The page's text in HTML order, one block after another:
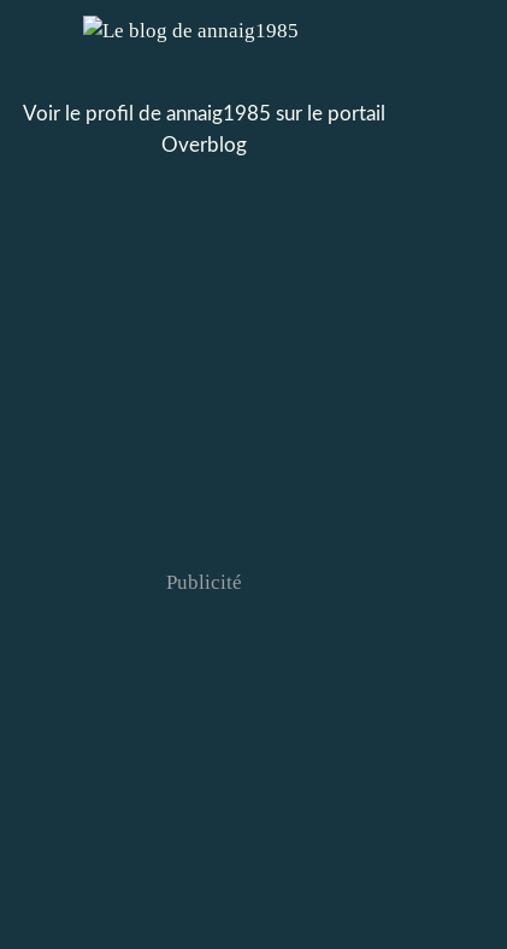
Voir le profil de annaig1985 sur le portail
Overblog
Publicité